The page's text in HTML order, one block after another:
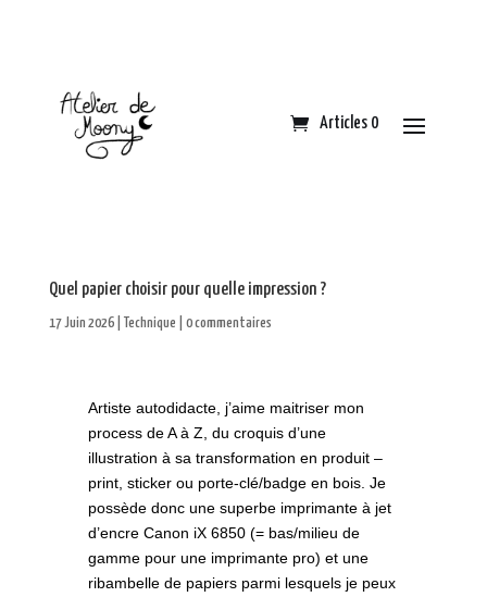
Articles 0
Quel papier choisir pour quelle impression ?
17 Juin 2026| Technique 0 commentaires
Artiste autodidacte, j’aime maitriser mon
process de A à Z, du croquis d’une
illustration à sa transformation en produit –
print, sticker ou porte-clé/badge en bois. Je
possède donc une superbe imprimante à jet
d’encre Canon iX 6850 (= bas/milieu de
gamme pour une imprimante pro) et une
ribambelle de papiers parmi lesquels je peux